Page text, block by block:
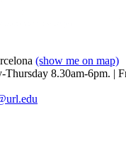
(show me on map)
Thursday 8.30am-6pm. |